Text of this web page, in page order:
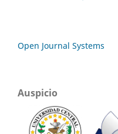
Open Journal Systems
Auspicio